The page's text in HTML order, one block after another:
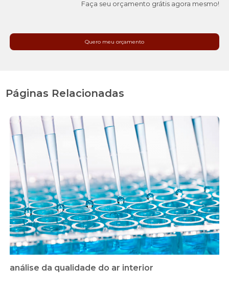
Faça seu orçamento grátis agora mesmo!
Quero meu orçamento
Páginas Relacionadas
análise da qualidade do ar interior